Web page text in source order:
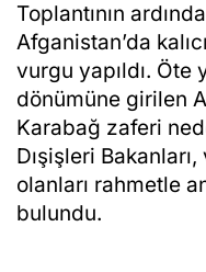
Toplantının
Afganistan’da
vurgu yapıldı. Öte
dönümüne girilen
Karabağ zaferi
Dışişleri
olanları rahmetle
bulundu.